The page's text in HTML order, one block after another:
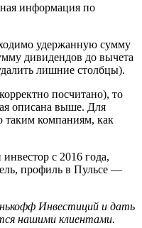
информация по
удержанную сумму
дивидендов до вычета
лишние столбцы).
посчитано), то
описана выше. Для
таким компаниям, как
с 2016 года,
профиль в Пульсе —
Инвестиций и дать
нашими клиентами.